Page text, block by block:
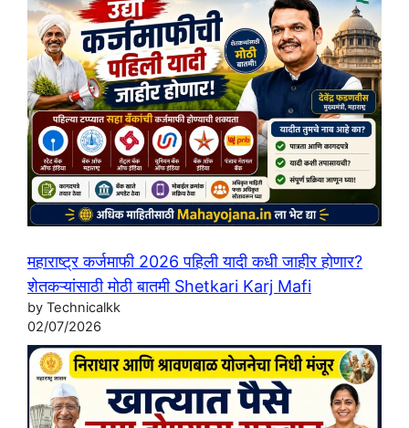
महाराष्ट्र कर्जमाफी 2026 पहिली यादी कधी जाहीर होणार?
शेतकऱ्यांसाठी मोठी बातमी Shetkari Karj Mafi
by Technicalkk
02/07/2026